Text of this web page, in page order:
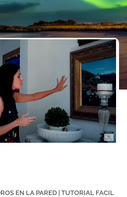
EN LA PARED | TUTORIAL FACIL